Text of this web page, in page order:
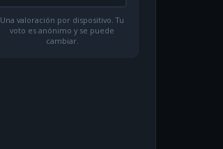
Una valoración por dispositivo. Tu
voto es anónimo y se puede
cambiar.